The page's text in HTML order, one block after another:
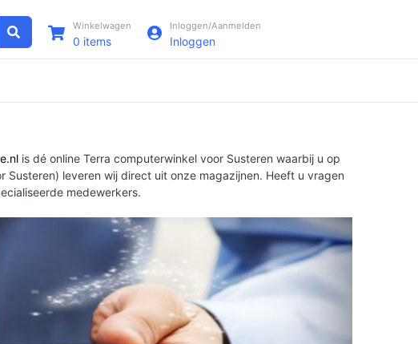
Winkelwagen
0 items
Inloggen/Aanmelden
Inloggen
is dé online Terra computerwinkel voor Susteren waarbij u op
Susteren) leveren wij direct uit onze magazijnen. Heeft u vragen
medewerkers.